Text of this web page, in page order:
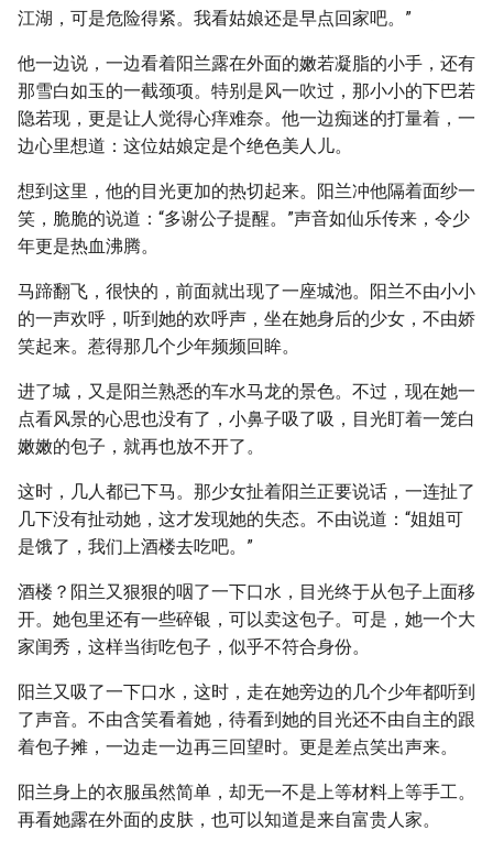
江湖，可是危险得紧。我看姑娘还是早点回家吧。”
他一边说，一边看着阳兰露在外面的嫩若凝脂的小手，还有
那雪白如玉的一截颈项。特别是风一吹过，那小小的下巴若
隐若现，更是让人觉得心痒难奈。他一边痴迷的打量着，一
边心里想道：这位姑娘定是个绝色美人儿。
想到这里，他的目光更加的热切起来。阳兰冲他隔着面纱一
笑，脆脆的说道：“多谢公子提醒。”声音如仙乐传来，令少
年更是热血沸腾。
马蹄翻飞，很快的，前面就出现了一座城池。阳兰不由小小
的一声欢呼，听到她的欢呼声，坐在她身后的少女，不由娇
笑起来。惹得那几个少年频频回眸。
进了城，又是阳兰熟悉的车水马龙的景色。不过，现在她一
点看风景的心思也没有了，小鼻子吸了吸，目光盯着一笼白
嫩嫩的包子，就再也放不开了。
这时，几人都已下马。那少女扯着阳兰正要说话，一连扯了
几下没有扯动她，这才发现她的失态。不由说道：“姐姐可
是饿了，我们上酒楼去吃吧。”
酒楼？阳兰又狠狠的咽了一下口水，目光终于从包子上面移
开。她包里还有一些碎银，可以卖这包子。可是，她一个大
家闺秀，这样当街吃包子，似乎不符合身份。
阳兰又吸了一下口水，这时，走在她旁边的几个少年都听到
了声音。不由含笑看着她，待看到她的目光还不由自主的跟
着包子摊，一边走一边再三回望时。更是差点笑出声来。
阳兰身上的衣服虽然简单，却无一不是上等材料上等手工。
再看她露在外面的皮肤，也可以知道是来自富贵人家。